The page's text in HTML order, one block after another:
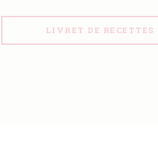
LIVRET DE RECETTES